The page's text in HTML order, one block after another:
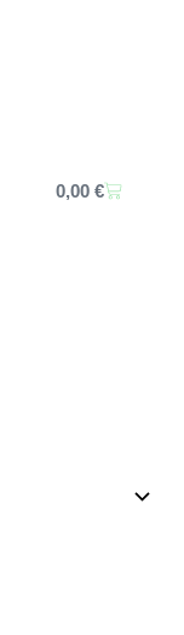
0,00€Carrito